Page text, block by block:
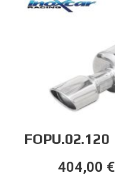
FOPU.02.120
404,00 €